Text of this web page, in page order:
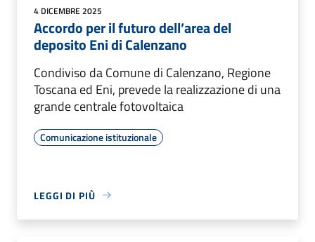
4 DICEMBRE 2025
Accordo per il futuro dell’area del
deposito Eni di Calenzano
Condiviso da Comune di Calenzano, Regione
Toscana ed Eni, prevede la realizzazione di una
grande centrale fotovoltaica
Comunicazione istituzionale
LEGGI DI PIÙ